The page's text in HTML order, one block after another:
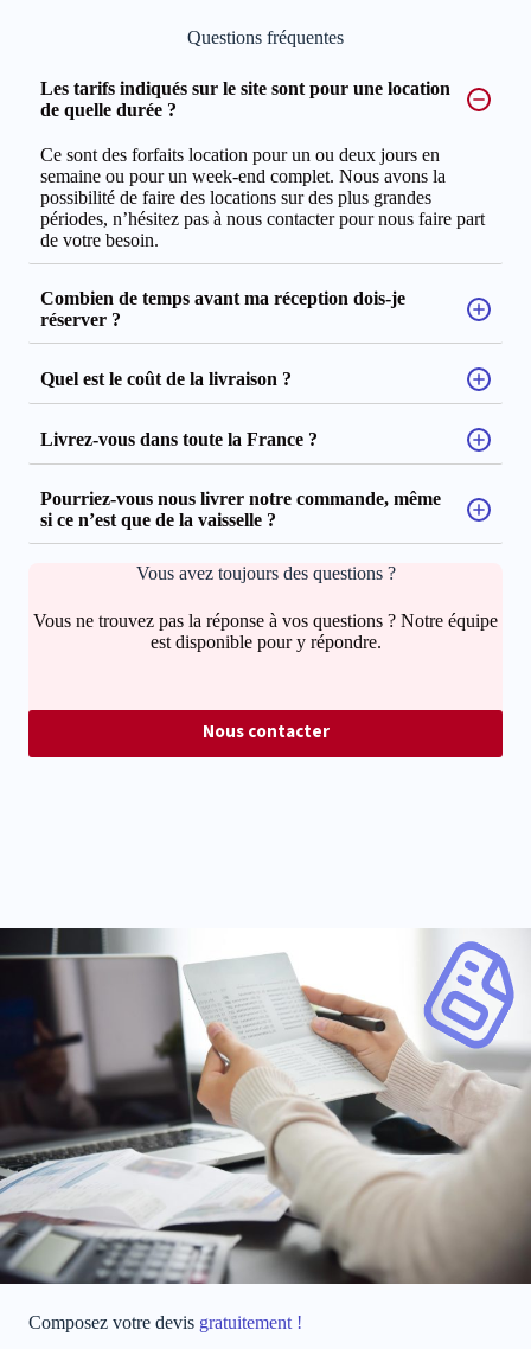
Questions fréquentes
Les tarifs indiqués sur le site sont pour une location
de quelle durée ?
Ce sont des forfaits location pour un ou deux jours en
semaine ou pour un week-end complet. Nous avons la
possibilité de faire des locations sur des plus grandes
périodes, n’hésitez pas à nous contacter pour nous faire part
de votre besoin.
Combien de temps avant ma réception dois-je
réserver ?
Quel est le coût de la livraison ?
Livrez-vous dans toute la France ?
Pourriez-vous nous livrer notre commande, même
si ce n’est que de la vaisselle ?
Vous avez toujours des questions ?
Vous ne trouvez pas la réponse à vos questions ? Notre équipe
est disponible pour y répondre.
Nous contacter
Composez votre devis gratuitement !